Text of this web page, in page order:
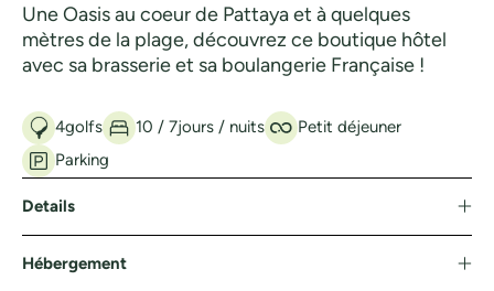
Une Oasis au coeur de Pattaya et à quelques
mètres de la plage, découvrez ce boutique hôtel
avec sa brasserie et sa boulangerie Française !
4golfs 10 / 7jours / nuits
Petit déjeuner
Parking
Details
Hébergement